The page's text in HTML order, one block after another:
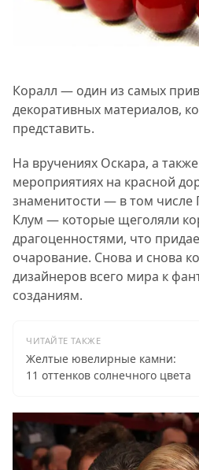
Коралл — один из самых
декоративных материалов,
представить.
На вручениях Оскара, а
мероприятиях на красной
знаменитости — в том числе
Клум — которые щеголяли
драгоценностями, что
очарование. Снова и снова
дизайнеров всего мира к
созданиям.
ЧИТАЙТЕ ТАКЖЕ
Желтые ювелирные камни:
11 оттенков солнечного цвета